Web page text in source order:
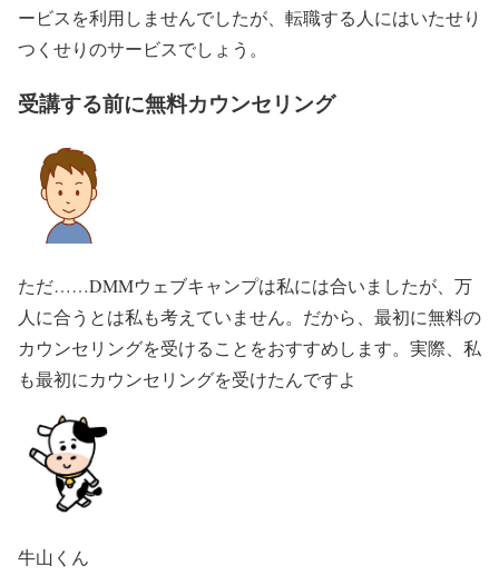
ービスを利用しませんでしたが、転職する人にはいたせり
つくせりのサービスでしょう。
受講する前に無料カウンセリング
ただ……DMMウェブキャンプは私には合いましたが、万
人に合うとは私も考えていません。だから、最初に無料の
カウンセリングを受けることをおすすめします。実際、私
も最初にカウンセリングを受けたんですよ
牛山くん